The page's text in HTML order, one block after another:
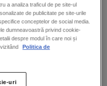
a analiza traficul de pe site-ul
de publicitate pe site-urile
conceptelor de social media.
dumneavoastră privind cookie-
despre modul în care noi și
Politica de
uri